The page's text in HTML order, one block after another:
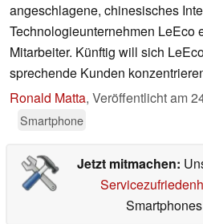
angeschlagene, chinesisches
Technologieunternehmen LeEco
Mitarbeiter. Künftig will sich
sprechende Kunden
Ronald Matta, Veröffentlicht am
Smartphone
Jetzt mitmachen: